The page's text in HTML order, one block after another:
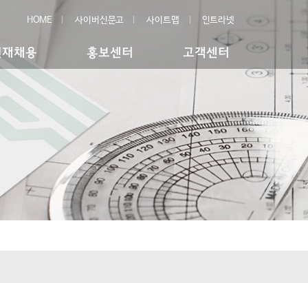
채용 홍보센터 고객센터
HOME 사이버신문고 사이트맵 인트라넷